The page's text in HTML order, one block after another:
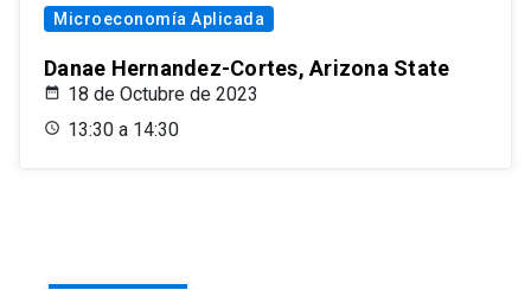
Microeconomía Aplicada
Danae Hernandez-Cortes, Arizona State
18 de Octubre de 2023
13:30 a 14:30